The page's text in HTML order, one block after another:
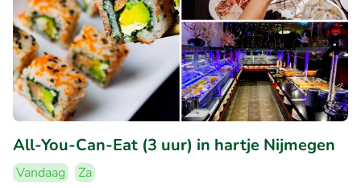
All-You-Can-Eat (3 uur) in hartje Nijmegen
Vandaag
Za